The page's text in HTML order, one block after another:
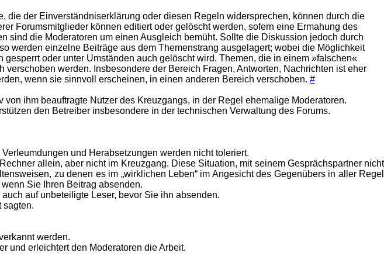
die der Einverständniserklärung oder diesen Regeln widersprechen, können durch die
Forumsmitglieder können editiert oder gelöscht werden, sofern eine Ermahung des
sind die Moderatoren um einen Ausgleich bemüht. Sollte die Diskussion jedoch durch
werden einzelne Beiträge aus dem Themenstrang ausgelagert; wobei die Möglichkeit
oder unter Umständen auch gelöscht wird. Themen, die in einem »falschen«
werden. Insbesondere der Bereich Fragen, Antworten, Nachrichten ist eher
wenn sie sinnvoll erscheinen, in einen anderen Bereich verschoben. #
ihm beauftragte Nutzer des Kreuzgangs, in der Regel ehemalige Moderatoren.
den Betreiber insbesondere in der technischen Verwaltung des Forums.
und Herabsetzungen werden nicht toleriert.
allein, aber nicht im Kreuzgang. Diese Situation, mit seinem Gesprächspartner nicht
zu denen es im „wirklichen Leben“ im Angesicht des Gegenübers in aller Regel
Sie Ihren Beitrag absenden.
auf unbeteiligte Leser, bevor Sie ihn absenden.
sagten.
werden.
und erleichtert den Moderatoren die Arbeit.